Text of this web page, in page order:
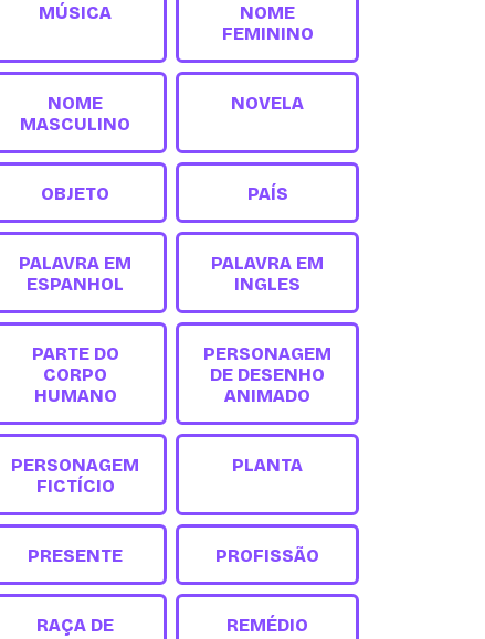
MÚSICA
NOME
FEMININO
NOME
MASCULINO
NOVELA
OBJETO PAÍS
PALAVRA EM
ESPANHOL
PALAVRA EM
INGLES
PARTE DO
CORPO
HUMANO
PERSONAGEM
DE DESENHO
ANIMADO
PERSONAGEM
FICTÍCIO
PLANTA
PRESENTE PROFISSÃO
RAÇA DE
REMÉDIO